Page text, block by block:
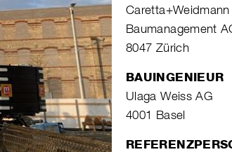
Caretta+Weidmann
Baumanagement
8047 Zürich
BAUINGENIEUR
Ulaga Weiss AG
4001 Basel